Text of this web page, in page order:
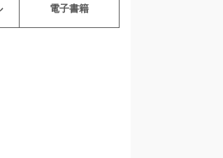
電子書籍